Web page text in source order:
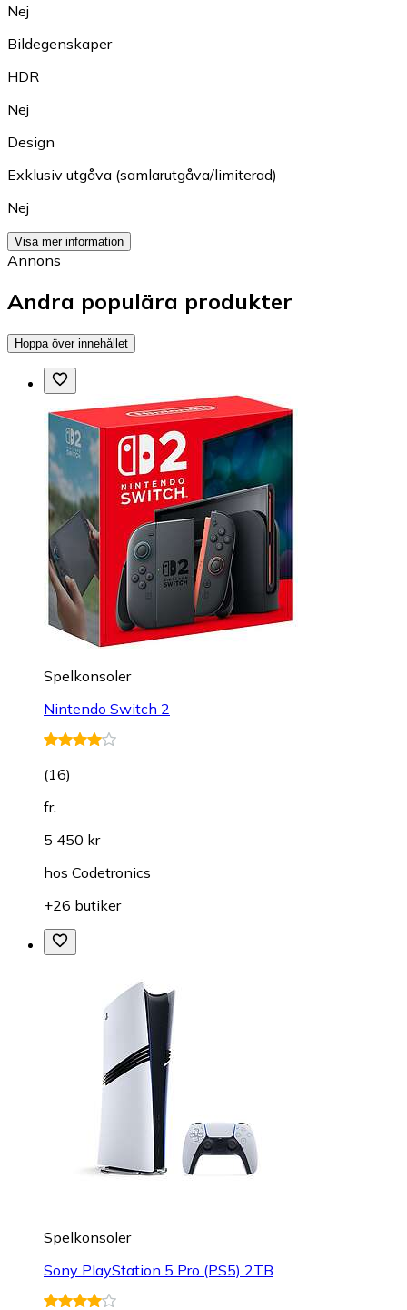
Nej
Bildegenskaper
HDR
Nej
Design
Exklusiv utgåva (samlarutgåva/limiterad)
Nej
Visa mer information
Annons
Andra populära produkter
Hoppa över innehållet
Spelkonsoler
Nintendo Switch 2
(16)
fr.
5 450 kr
hos Codetronics
+26 butiker
Spelkonsoler
Sony PlayStation 5 Pro (PS5) 2TB